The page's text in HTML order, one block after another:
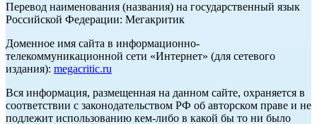
Перевод наименования (названия) на государственный язык
Российской Федерации: Мегакритик
Доменное имя сайта в информационно-
телекоммуникационной сети «Интернет» (для сетевого
издания): megacritic.ru
Вся информация, размещенная на данном сайте, охраняется в
соответствии с законодательством РФ об авторском праве и не
подлежит использованию кем-либо в какой бы то ни было